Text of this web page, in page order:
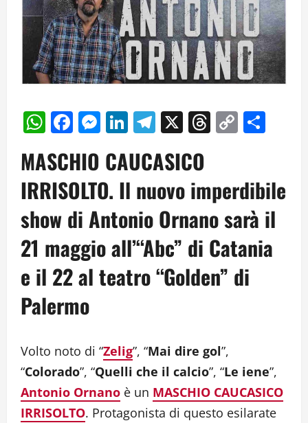
WhatsApp
Facebook
Messenger
LinkedIn
Telegram
X Threads
Copy
MASCHIO CAUCASICO
IRRISOLTO. Il nuovo imperdibile
show di Antonio Ornano sarà il
21 maggio all’“Abc” di Catania
e il 22 al teatro “Golden” di
Palermo
Volto noto di “Zelig”, “Mai dire gol”,
“Colorado”, “Quelli che il calcio”, “Le iene”,
Antonio Ornano è un MASCHIO CAUCASICO
IRRISOLTO. Protagonista di questo esilarate